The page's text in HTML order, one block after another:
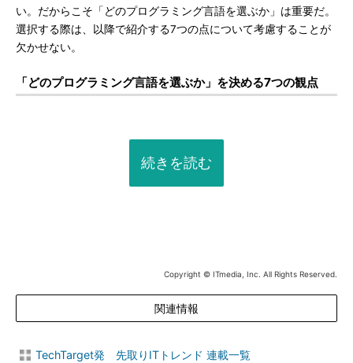
い。だからこそ「どのプログラミング言語を選ぶか」は重要だ。
選択する際は、以降で紹介する7つの点について考慮することが
欠かせない。
「どのプログラミング言語を選ぶか」を決める7つの観点
続きを読む
Copyright © ITmedia, Inc. All Rights Reserved.
関連情報
TechTarget発 先取りITトレンド 連載一覧